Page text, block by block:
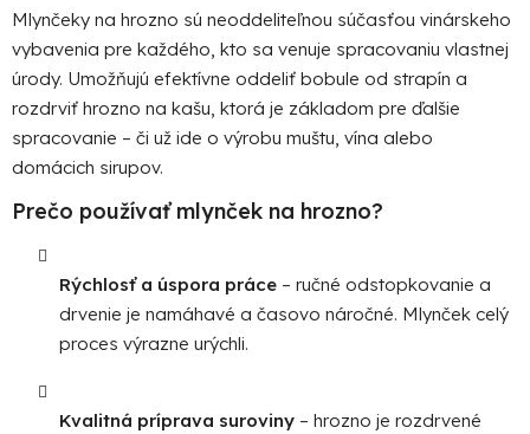
d
a
c
i
e
p
k
v
ý
p
u
Mlynčeky na hrozno sú neoddeliteľnou súčasťou vinárskeho
vybavenia pre každého, kto sa venuje spracovaniu vlastnej
úrody. Umožňujú efektívne oddeliť bobule od strapín a
rozdrviť hrozno na kašu, ktorá je základom pre ďalšie
spracovanie – či už ide o výrobu muštu, vína alebo
domácich sirupov.
Prečo používať mlynček na hrozno?
Rýchlosť a úspora práce – ručné odstopkovanie a
drvenie je namáhavé a časovo náročné. Mlynček celý
proces výrazne urýchli.
Kvalitná príprava suroviny – hrozno je rozdrvené